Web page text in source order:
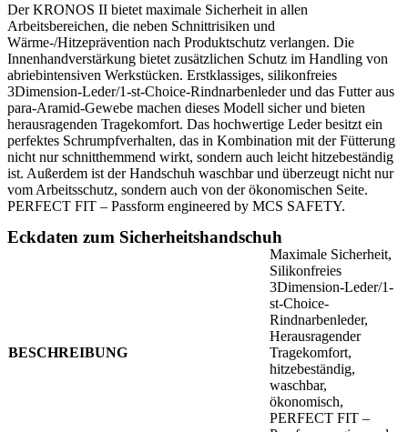
Der KRONOS II bietet maximale Sicherheit in allen
Arbeitsbereichen, die neben Schnittrisiken und
Wärme-/Hitzeprävention nach Produktschutz verlangen. Die
Innenhandverstärkung bietet zusätzlichen Schutz im Handling von
abriebintensiven Werkstücken. Erstklassiges, silikonfreies
3Dimension-Leder/1-st-Choice-Rindnarbenleder und das Futter aus
para-Aramid-Gewebe machen dieses Modell sicher und bieten
herausragenden Tragekomfort. Das hochwertige Leder besitzt ein
perfektes Schrumpfverhalten, das in Kombination mit der Fütterung
nicht nur schnitthemmend wirkt, sondern auch leicht hitzebeständig
ist. Außerdem ist der Handschuh waschbar und überzeugt nicht nur
vom Arbeitsschutz, sondern auch von der ökonomischen Seite.
PERFECT FIT – Passform engineered by MCS SAFETY.
Eckdaten zum Sicherheitshandschuh
BESCHREIBUNG
Maximale Sicherheit,
Silikonfreies
3Dimension-Leder/1-
st-Choice-
Rindnarbenleder,
Herausragender
Tragekomfort,
hitzebeständig,
waschbar,
ökonomisch,
PERFECT FIT –